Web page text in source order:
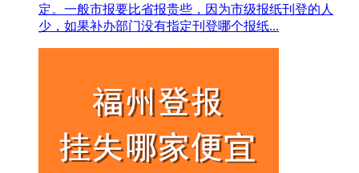
定。一般市报要比省报贵些，因为市级报纸刊登的人
少，如果补办部门没有指定刊登哪个报纸...